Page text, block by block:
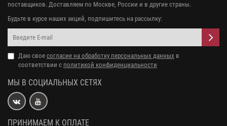
поставщиков. Доставляем по Москве, России и в другие страны.
Будьте в курсе наших акций, подпишитесь на рассылку:
Даю свое согласие на обработку персональных данных в
соответствии с политикой конфиденциальности
МЫ В СОЦИАЛЬНЫХ СЕТЯХ
ПРИНИМАЕМ К ОПЛАТЕ